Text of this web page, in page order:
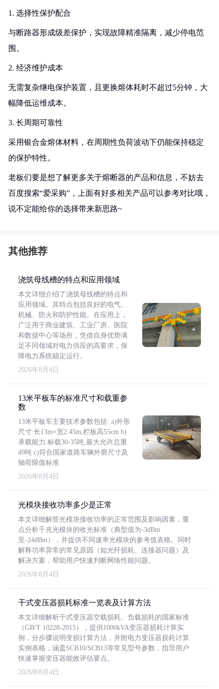
1. 选择性保护配合
与断路器形成级差保护，实现故障精准隔离，减少停电范
围。
2. 经济维护成本
无需复杂继电保护装置，且更换熔体耗时不超过5分钟，大
幅降低运维成本。
3. 长周期可靠性
采用银合金熔体材料，在周期性负荷波动下仍能保持稳定
的保护特性。
老板们要是想了解更多关于熔断器的产品和信息，不妨去
百度搜索“爱采购”，上面有好多相关产品可以参考对比哦，
说不定能给你的选择带来新思路~
其他推荐
浇筑母线槽的特点和应用领域
本文详细介绍了浇筑母线槽的特点和
应用领域。其特点包括良好的电气、
机械、防火和防护性能。在应用上，
广泛用于商业建筑、工业厂房、医院
和数据中心等场所，凭借自身优势满
足不同领域对电力供应的高要求，保
障电力系统稳定运行。
2026年8月4日
13米平板车的标准尺寸和载重参
数
13米平板车主要技术参数包括: a)外形
尺寸:长13m×宽2.45m,栏板高55cm b)
承载能力:标载30-35吨,最大允许总重
49吨 c)符合国家道路车辆外廓尺寸及
轴荷限值标准
2026年8月4日
光模块接收功率多少是正常
本文详细解答光模块接收功率的正常范围及影响因素，重
点分析千兆光模块的收光标准（典型值为-3dBm
至-24dBm），并提供不同速率光模块的参考值表格。同时
解释功率异常的常见原因（如光纤损耗、连接器问题）及
解决方案，帮助用户快速判断网络性能问题。
2026年8月4日
干式变压器损耗标准一览表及计算方法
本文详细解析干式变压器空载损耗、负载损耗的国家标准
（GB/T 10228-2015），提供1000kVA变压器损耗计算实
例，分步骤说明变损计算方法，并附电力变压器损耗计算
实例表格，涵盖SCB10/SCB13等常见型号参数，指导用户
快速掌握变压器能效评估要点。
2026年8月4日